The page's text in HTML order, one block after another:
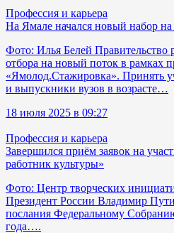
Профессия и карьера
На Ямале начался новый набор
Фото: Илья Белей Правительство
отбора на новый поток в рамках
«Ямолод.Стажировка». Принять
и выпускники вузов в возрасте…
18 июля 2025 в 09:27
Профессия и карьера
Завершился приём заявок на
работник культуры»
Фото: Центр творческих
Президент России Владимир
послания Федеральному
года….